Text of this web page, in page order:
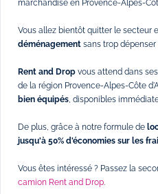
marchandise en Provence-Alpes-
Vous allez bientôt quitter le secteur
déménagement sans trop dépenser
Rent and Drop vous attend dans
de la région Provence-Alpes-Côte
bien équipés, disponibles
De plus, grâce à notre formule de
jusqu'à 50% d'économies sur les
Vous êtes intéressé ? Passez la
camion Rent and Drop.